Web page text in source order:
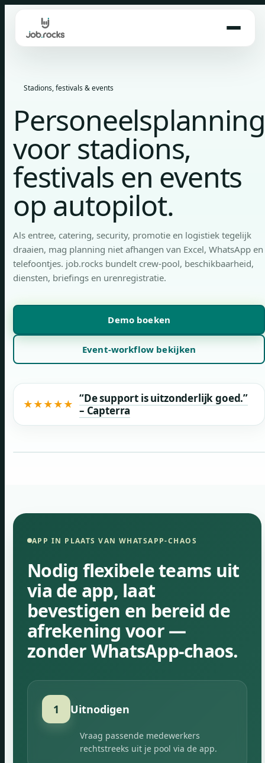
content
Stadions, festivals & events
Personeelsplanning
voor stadions,
festivals en events
op autopilot.
Als entree, catering, security, promotie en logistiek tegelijk
draaien, mag planning niet afhangen van Excel, WhatsApp en
telefoontjes. job.rocks bundelt crew-pool, beschikbaarheid,
diensten, briefings en urenregistratie.
Demo boeken
Event-workflow bekijken
★★★★★ “De support is uitzonderlijk goed.”
– Capterra
APP IN PLAATS VAN WHATSAPP-CHAOS
Nodig flexibele teams uit
via de app, laat
bevestigen en bereid de
afrekening voor —
zonder WhatsApp-chaos.
1 Uitnodigen
Vraag passende medewerkers
rechtstreeks uit je pool via de app.